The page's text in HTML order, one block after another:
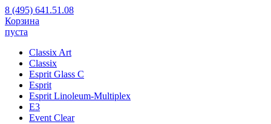
8 (495) 641.51.08
Корзина
пуста
Classix Art
Classix
Esprit Glass C
Esprit
Esprit Linoleum-Multiplex
E3
Event Clear